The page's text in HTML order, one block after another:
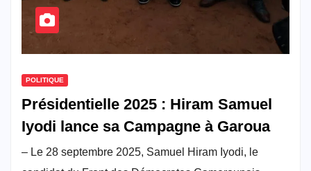
POLITIQUE
Présidentielle 2025 : Hiram Samuel
Iyodi lance sa Campagne à Garoua
– Le 28 septembre 2025, Samuel Hiram Iyodi, le